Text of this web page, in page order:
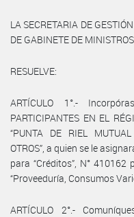
LA SECRETARIA DE
DE GABINETE DE MINISTROS
RESUELVE:
ARTÍCULO 1°.-
PARTICIPANTES EN EL
“PUNTA DE RIEL
OTROS”, a quien se le
para “Créditos”, N°
“Proveeduría, Consumos
ARTÍCULO 2°.-